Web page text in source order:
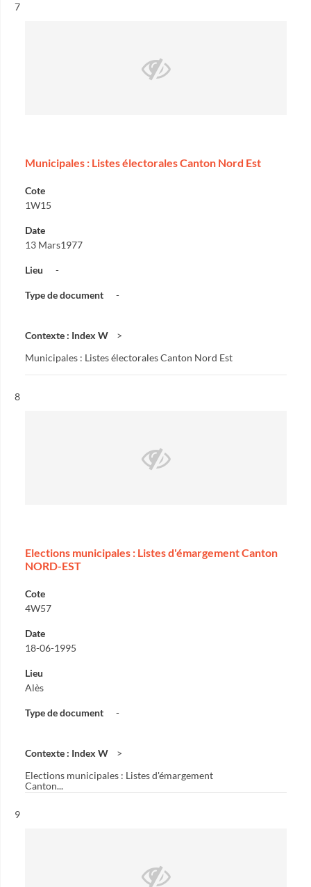
Résultat n°
7
Municipales : Listes électorales Canton Nord Est
Cote
1W15
Date
13 Mars1977
Lieu -
Type de document -
Contexte : Index W
Municipales : Listes électorales Canton Nord Est
Résultat n°
8
Elections municipales : Listes d'émargement Canton
NORD-EST
Cote
4W57
Date
18-06-1995
Lieu
Alès
Type de document -
Contexte : Index W
Elections municipales : Listes d'émargement
Canton...
Résultat n°
9